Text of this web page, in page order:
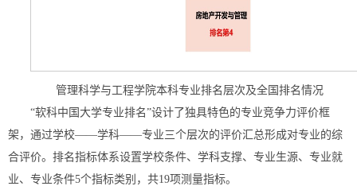
管理科学与工程学院本科专业排名层次及全国排名情况
“软科中国大学专业排名”设计了独具特色的专业竞争力评价框
架，通过学校——学科——专业三个层次的评价汇总形成对专业的综
合评价。排名指标体系设置学校条件、学科支撑、专业生源、专业就
业、专业条件5个指标类别，共19项测量指标。